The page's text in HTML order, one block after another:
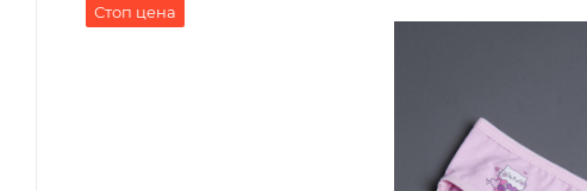
Стоп цена